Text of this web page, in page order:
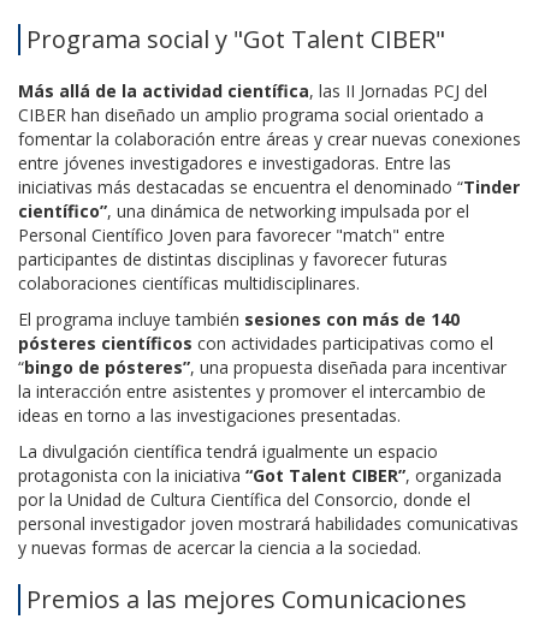
Programa social y "Got Talent CIBER"
Más allá de la actividad científica, las II Jornadas PCJ del
CIBER han diseñado un amplio programa social orientado a
fomentar la colaboración entre áreas y crear nuevas conexiones
entre jóvenes investigadores e investigadoras. Entre las
iniciativas más destacadas se encuentra el denominado “Tinder
científico”, una dinámica de networking impulsada por el
Personal Científico Joven para favorecer "match" entre
participantes de distintas disciplinas y favorecer futuras
colaboraciones científicas multidisciplinares.
El programa incluye también sesiones con más de 140
pósteres científicos con actividades participativas como el
“bingo de pósteres”, una propuesta diseñada para incentivar
la interacción entre asistentes y promover el intercambio de
ideas en torno a las investigaciones presentadas.
La divulgación científica tendrá igualmente un espacio
protagonista con la iniciativa “Got Talent CIBER”, organizada
por la Unidad de Cultura Científica del Consorcio, donde el
personal investigador joven mostrará habilidades comunicativas
y nuevas formas de acercar la ciencia a la sociedad.
Premios a las mejores Comunicaciones